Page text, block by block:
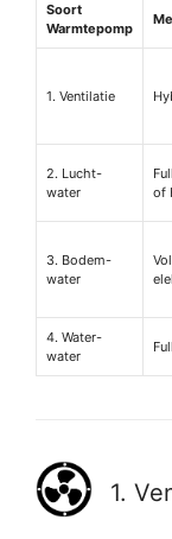
Soort
Warmtepomp
1. Ventilatie
2. Lucht-
water
of
3. Bodem-
water
4. Water-
water
1.